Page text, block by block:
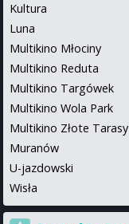
Kultura
Luna
Multikino Młociny
Multikino Reduta
Multikino Targówek
Multikino Wola Park
Multikino Złote Tarasy
Muranów
U-jazdowski
Wisła